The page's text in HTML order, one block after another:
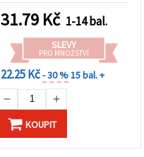
31.79 Kč 1-14 bal.
SLEVY
PRO MNOŽSTVÍ
22.25 Kč- 30 %15 bal. +
KOUPIT